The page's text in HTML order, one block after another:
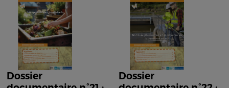
Dossier
Dossier